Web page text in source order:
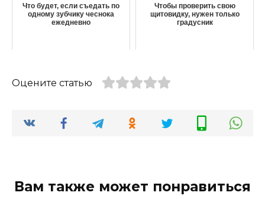
Что будет, если съедать по
одному зубчику чеснока
ежедневно
Чтобы проверить свою
щитовидку, нужен только
градусник
Оцените статью
Вам также может понравиться